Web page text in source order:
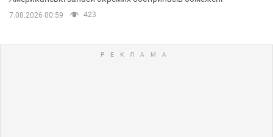
7.08.2026 00:59 423